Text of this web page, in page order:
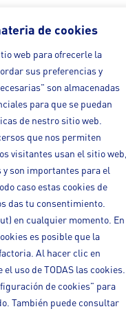
de cookies
web para ofrecerle la
sus preferencias y
son almacenadas
para que se puedan
de nestro sitio web.
que nos permiten
visitantes usan el sitio web,
son importantes para el
caso estas cookies de
das tu consentimiento.
en cualquier momento. En
es posible que la
Al hacer clic en
uso de TODAS las cookies.
de cookies
web para ofrecerle la
sus preferencias y
son almacenadas
para que se puedan
de nestro sitio web.
que nos permiten
visitantes usan el sitio web,
son importantes para el
caso estas cookies de
das tu consentimiento.
en cualquier momento. En
es posible que la
Al hacer clic en
uso de TODAS las cookies.
de cookies" para
También puede consultar
servicios